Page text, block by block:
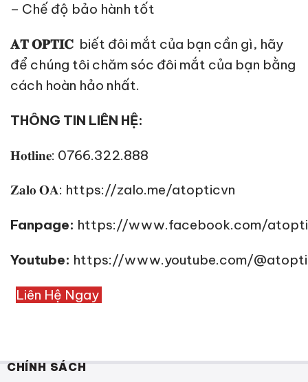
– Chế độ bảo hành tốt
𝐀𝐓 𝐎𝐏𝐓𝐈𝐂 biết đôi mắt của bạn cần gì, hãy
để chúng tôi chăm sóc đôi mắt của bạn bằng
cách hoàn hảo nhất.
THÔNG TIN LIÊN HỆ:
𝐇𝐨𝐭𝐥𝐢𝐧𝐞: 0766.322.888
𝐙𝐚𝐥𝐨 𝐎𝐀: https://zalo.me/atopticvn
Fanpage: https://www.facebook.com/
Youtube: https://www.youtube.com/
Liên Hệ Ngay
CHÍNH SÁCH